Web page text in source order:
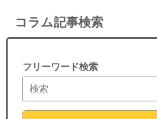
日本人にPR
コンサルティング
コラム記事検索
フリーワード検索